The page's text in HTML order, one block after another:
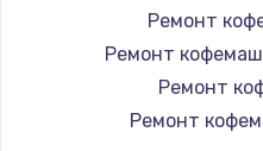
Ремонт
Ремонт
Ремонт
Ремонт